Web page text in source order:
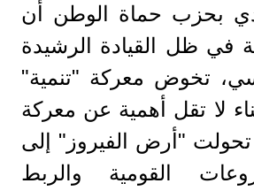
بحزب حماة الوطن أن
في ظل القيادة الرشيدة
تخوض معركة "تنمية"
لا تقل أهمية عن معركة
تحولت "أرض الفيروز" إلى
القومية والربط